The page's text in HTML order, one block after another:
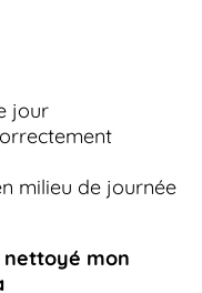
jour
milieu de journée
nettoyé mon